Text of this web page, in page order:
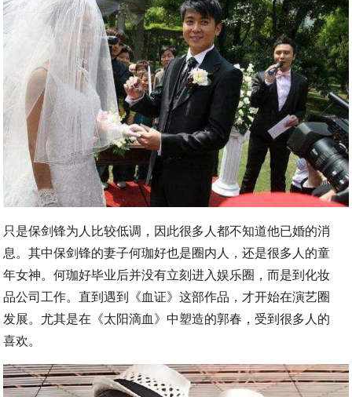
只是保剑锋为人比较低调，因此很多人都不知道他已婚的消
息。其中保剑锋的妻子何珈好也是圈内人，还是很多人的童
年女神。何珈好毕业后并没有立刻进入娱乐圈，而是到化妆
品公司工作。直到遇到《血证》这部作品，才开始在演艺圈
发展。尤其是在《太阳滴血》中塑造的郭春，受到很多人的
喜欢。